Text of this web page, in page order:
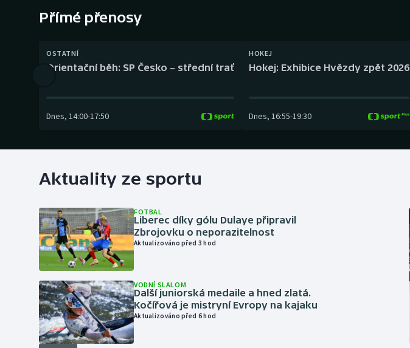
Florbal
Golf
Gymnastika
Olympijské hry
Plážový volejbal
Přímé přenosy
OSTATNÍ
Orientační běh: SP Česko – střední trať
Dnes, 14:00-17:50
HOKEJ
Hokej: Exhibice Hvězdy zpět 2026
Dnes, 16:55-19:30
Aktuality ze sportu
FOTBAL
Liberec díky gólu Dulaye připravil
Zbrojovku o neporazitelnost
Aktualizováno před 3 hod
VODNÍ SLALOM
Další juniorská medaile a hned zlatá.
Kočířová je mistryní Evropy na kajaku
Aktualizováno před 6 hod